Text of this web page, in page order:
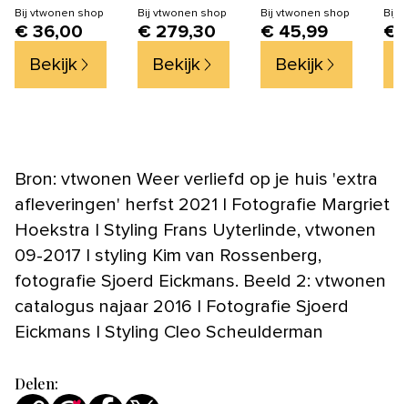
sun together -
PSTR studio Kunst
Poster
Bij vtwonen shop
€ 36,00
Bekijk
Wanddecoratie -
Blauw
Bij vtwonen shop
€ 279,30
Bekijk
Afdruk
Bij vtwonen shop
€ 45,99
Bekijk
Bij
€
Bron: vtwonen Weer verliefd op je huis 'extra
afleveringen' herfst 2021 | Fotografie Margriet
Hoekstra | Styling Frans Uyterlinde, vtwonen
09-2017 | styling Kim van Rossenberg,
fotografie Sjoerd Eickmans. Beeld 2: vtwonen
catalogus najaar 2016 | Fotografie Sjoerd
Eickmans | Styling Cleo Scheulderman
Delen: